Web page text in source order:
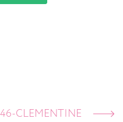
CLEMENTINE